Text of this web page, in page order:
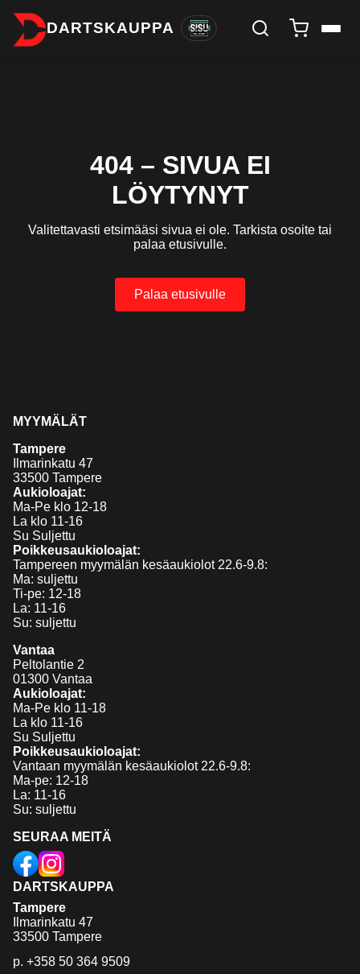
DARTSKAUPPA
404 – SIVUA EI
LÖYTYNYT
Valitettavasti etsimääsi sivua ei ole. Tarkista osoite tai
palaa etusivulle.
Palaa etusivulle
DARTSKAUPPA
Tampere
Ilmarinkatu 47
33500 Tampere
p. +358 50 364 9509
SEURAA MEITÄ
MYYMÄLÄT
Tampere
Ilmarinkatu 47
33500 Tampere
Aukioloajat:
Ma-Pe klo 12-18
La klo 11-16
Su Suljettu
Poikkeusaukioloajat:
Tampereen myymälän kesäaukiolot 22.6-9.8:
Ma: suljettu
Ti-pe: 12-18
La: 11-16
Su: suljettu
Vantaa
Peltolantie 2
01300 Vantaa
Aukioloajat:
Ma-Pe klo 11-18
La klo 11-16
Su Suljettu
Poikkeusaukioloajat:
Vantaan myymälän kesäaukiolot 22.6-9.8:
Ma-pe: 12-18
La: 11-16
Su: suljettu